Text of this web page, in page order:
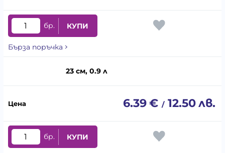
бр. КУПИ
Бърза поръчка
23 см, 0.9 л
6.39€ / 12.50лв.
бр. КУПИ